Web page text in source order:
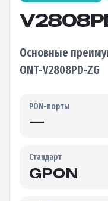
Основные
ONT-V2808PD-ZG
PON-порты
—
Стандарт
GPON